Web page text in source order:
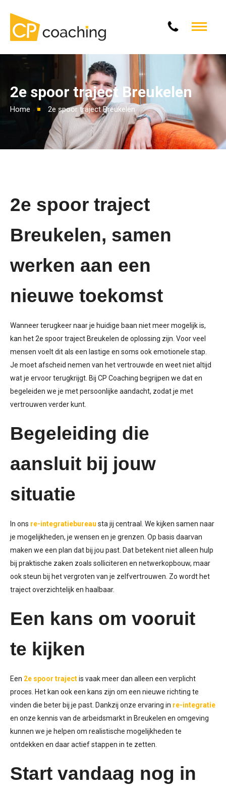
2e spoor traject Breukelen
Home 2e spoor traject Breukelen
2e spoor traject
Breukelen, samen
werken aan een
nieuwe toekomst
Wanneer terugkeer naar je huidige baan niet meer mogelijk is,
kan het2e spoor traject Breukelen de oplossing zijn. Voor veel
mensen voelt dit als een lastige en soms ook emotionele stap.
Je moet afscheid nemen van het vertrouwde en weet niet altijd
wat je ervoor terugkrijgt. Bij CP Coaching begrijpen we dat en
begeleiden we je met persoonlijke aandacht, zodat je met
vertrouwen verder kunt.
Begeleiding die
aansluit bij jouw
situatie
In ons re-integratiebureau sta jij centraal. We kijken samen naar
je mogelijkheden, je wensen en je grenzen. Op basis daarvan
maken we een plan dat bij jou past. Dat betekent niet alleen hulp
bij praktische zaken zoals solliciteren en netwerkopbouw, maar
ook steun bij het vergroten van je zelfvertrouwen. Zo wordt het
traject overzichtelijk en haalbaar.
Een kans om vooruit
te kijken
Een 2e spoor trajectis vaak meer dan alleen een verplicht
proces. Het kan ook een kans zijn om een nieuwe richting te
vinden die beter bij je past. Dankzij onze ervaring in re-integratie
en onze kennis van de arbeidsmarkt in Breukelen en omgeving
kunnen we je helpen om realistische mogelijkheden te
ontdekken en daar actief stappen in te zetten.
Start vandaag nog in